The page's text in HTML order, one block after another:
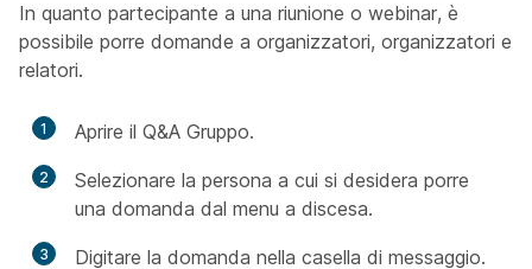
In quanto partecipante a una riunione o webinar, è
possibile porre domande a organizzatori, organizzatori e
relatori.
1 Aprire il Q&A Gruppo.
2
Selezionare la persona a cui si desidera porre
una domanda dal menu a discesa.
3 Digitare la domanda nella casella di messaggio.